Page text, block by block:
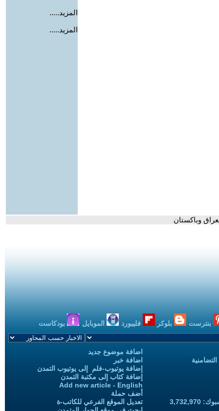
المزيد.....
المزيد.....
وباكستان
بنترست بلوكر فليبورد الموبايل بودكاست
اضافة موضوع جديد
اضافة خبر
إضافة يوتيوب-فلم إلى يوتيوب التمدن
إضافة كتاب إلى مكتبة التمدن
Add new article - English
أضف حملة
تعديل الموقع الفرعي للكاتب-ة